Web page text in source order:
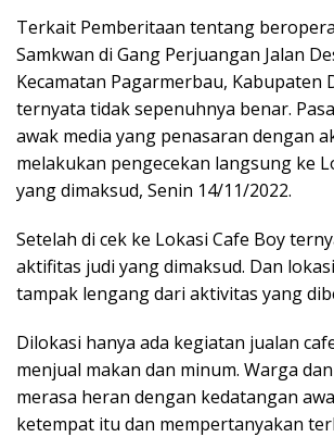
Terkait Pemberitaan tentang
Samkwan di Gang Perjuangan Jalan
Kecamatan Pagarmerbau, Kabupaten
ternyata tidak sepenuhnya benar.
awak media yang penasaran dengan
melakukan pengecekan langsung ke
yang dimaksud, Senin 14/11/2022.
Setelah di cek ke Lokasi Cafe Boy
aktifitas judi yang dimaksud. Dan
tampak lengang dari aktivitas yang
Dilokasi hanya ada kegiatan jualan
menjual makan dan minum. Warga
merasa heran dengan kedatangan
ketempat itu dan mempertanyakan